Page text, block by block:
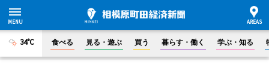
34°C 食べる 見る・遊ぶ 買う 暮らす・働く 学ぶ・知る